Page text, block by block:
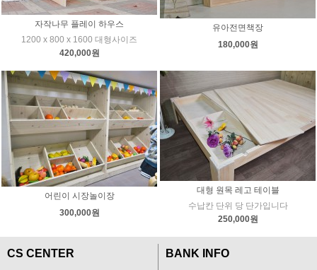
자작나무 플레이 하우스
1200 x 800 x 1600 대형사이즈
420,000원
유아전면책장
180,000원
어린이 시장놀이장
300,000원
대형 원목 레고 테이블
수납칸 단위 당 단가입니다
250,000원
CS CENTER BANK INFO